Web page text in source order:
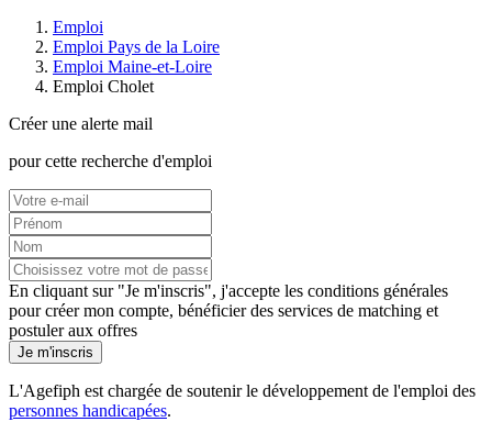
Emploi
Emploi Pays de la Loire
Emploi Maine-et-Loire
Emploi Cholet
Créer une alerte mail
pour cette recherche d'emploi
En cliquant sur "Je m'inscris", j'accepte les conditions générales
pour créer mon compte, bénéficier des services de matching et
postuler aux offres
Je m'inscris
L'Agefiph est chargée de soutenir le développement de l'emploi des
personnes handicapées.